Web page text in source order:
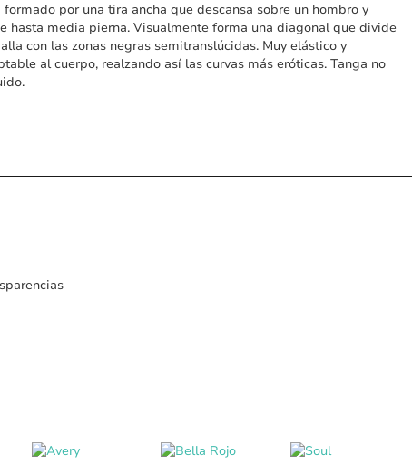
formado por una tira ancha que descansa sobre un hombro y
hasta media pierna. Visualmente forma una diagonal que divide
con las zonas negras semitranslúcidas. Muy elástico y
al cuerpo, realzando así las curvas más eróticas. Tanga no